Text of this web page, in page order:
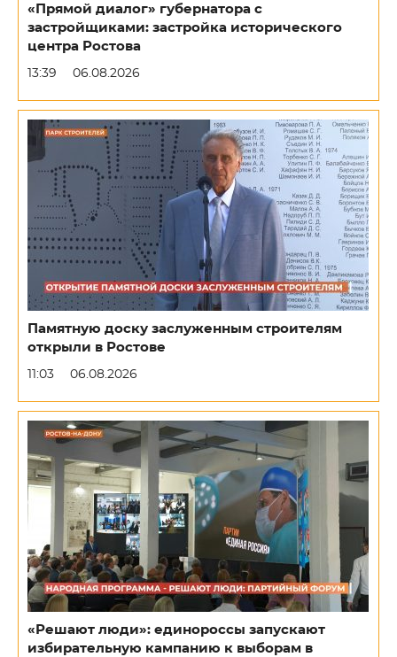
«Прямой диалог» губернатора с
застройщиками: застройка исторического
центра Ростова
13:39 06.08.2026
Памятную доску заслуженным строителям
открыли в Ростове
11:03 06.08.2026
«Решают люди»: единороссы запускают
избирательную кампанию к выборам в